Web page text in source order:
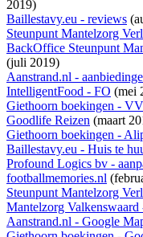
2019)
Baillestavy.eu - reviews
Steunpunt Mantelzorg
BackOffice Steunpunt
(juli 2019)
Aanstrand.nl -
IntelligentFood - FO (mei
Giethoorn boekingen -
Goodlife Reizen (maart
Giethoorn boekingen -
Baillestavy.eu - Huis te
Profound Logics bv -
footballmemories.nl
Steunpunt Mantelzorg
Mantelzorg
Aanstrand.nl - Google